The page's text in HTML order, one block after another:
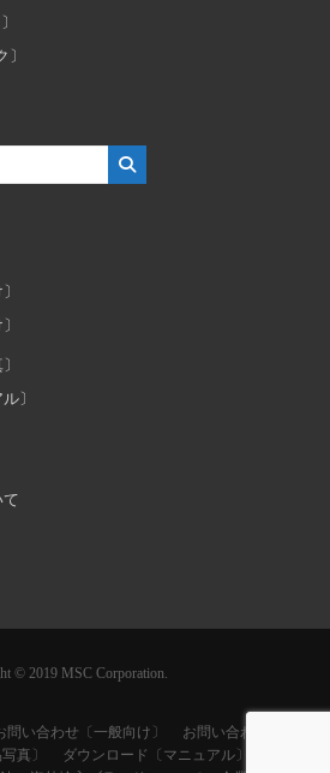
〕
〕
© 2019 MSC Corporation.
問い合わせ〔一般向け〕
お問い合わせ〔法人
真〕 ダウンロード〔マニュアル〕